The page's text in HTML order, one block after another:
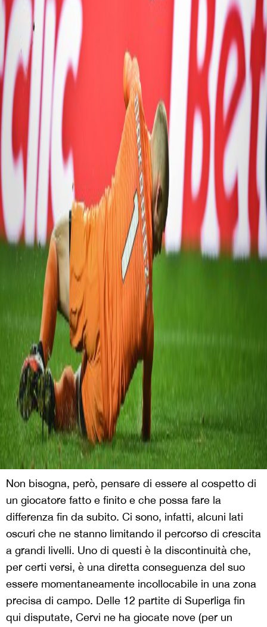
Non bisogna, però, pensare di essere al cospetto di
un giocatore fatto e finito e che possa fare la
differenza fin da subito. Ci sono, infatti, alcuni lati
oscuri che ne stanno limitando il percorso di crescita
a grandi livelli. Uno di questi è la discontinuità che,
per certi versi, è una diretta conseguenza del suo
essere momentaneamente incollocabile in una zona
precisa di campo. Delle 12 partite di Superliga fin
qui disputate, Cervi ne ha giocate nove (per un